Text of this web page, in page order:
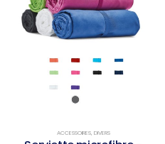
ACCESSOIRES, DIVERS